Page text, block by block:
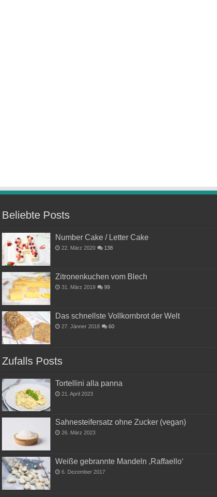
Beliebte Posts
Number Cake / Letter Cake
22. März 2020 138
Zitronenkuchen vom Blech
31. März 2019 99
Das schnellste Vollkornbrot der Welt
27. Jänner 2018 60
Zufalls Posts
Tortellini alla panna
21. April 2023
Sahnesteifersatz ohne Zucker (vegan)
26. März 2023
Weiße gebrannte Mandeln ‚Raffaello‘
6. Dezember 2017